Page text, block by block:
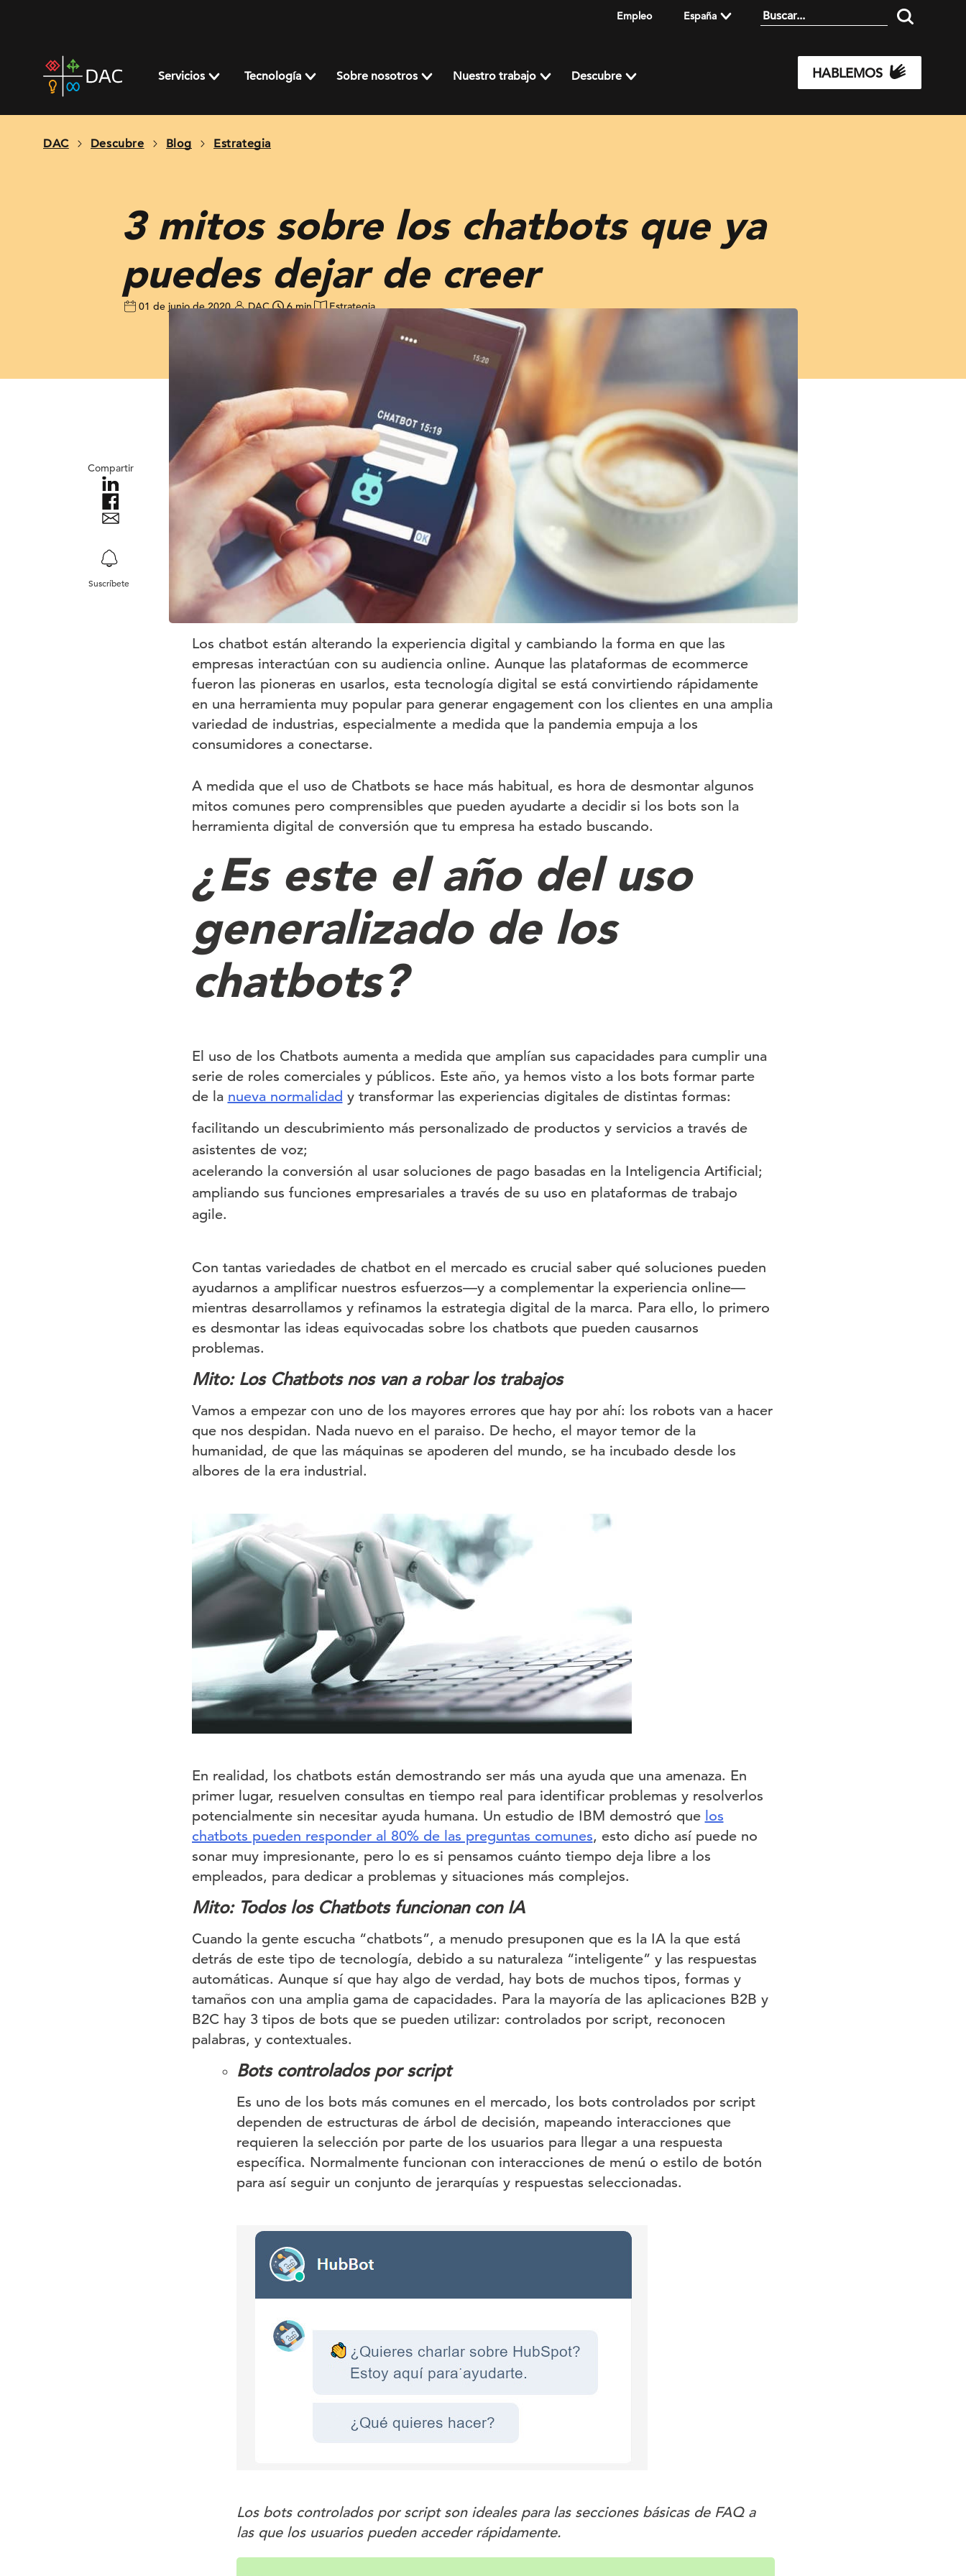
Empleo España
home
page
Servicios Tecnología Sobre nosotros Nuestro trabajo Descubre HABLEMOS
DAC Descubre Blog Estrategia
3 mitos sobre los chatbots que ya
puedes dejar de creer
01 de junio de 2020 DAC 6 min Estrategia
Compartir
Suscríbete
Los chatbot están alterando la experiencia digital y cambiando la forma en que las
empresas interactúan con su audiencia online. Aunque las plataformas de ecommerce
fueron las pioneras en usarlos, esta tecnología digital se está convirtiendo rápidamente
en una herramienta muy popular para generar engagement con los clientes en una amplia
variedad de industrias, especialmente a medida que la pandemia empuja a los
consumidores a conectarse.
A medida que el uso de Chatbots se hace más habitual, es hora de desmontar algunos
mitos comunes pero comprensibles que pueden ayudarte a decidir si los bots son la
herramienta digital de conversión que tu empresa ha estado buscando.
¿Es este el año del uso
generalizado de los
chatbots?
El uso de los Chatbots aumenta a medida que amplían sus capacidades para cumplir una
serie de roles comerciales y públicos. Este año, ya hemos visto a los bots formar parte
de la nueva normalidad y transformar las experiencias digitales de distintas formas:
facilitando un descubrimiento más personalizado de productos y servicios a través de
asistentes de voz;
acelerando la conversión al usar soluciones de pago basadas en la Inteligencia Artificial;
ampliando sus funciones empresariales a través de su uso en plataformas de trabajo
agile.
Con tantas variedades de chatbot en el mercado es crucial saber qué soluciones pueden
ayudarnos a amplificar nuestros esfuerzos—y a complementar la experiencia online—
mientras desarrollamos y refinamos la estrategia digital de la marca. Para ello, lo primero
es desmontar las ideas equivocadas sobre los chatbots que pueden causarnos
problemas.
Mito: Los Chatbots nos van a robar los trabajos
Vamos a empezar con uno de los mayores errores que hay por ahí: los robots van a hacer
que nos despidan. Nada nuevo en el paraiso. De hecho, el mayor temor de la
humanidad, de que las máquinas se apoderen del mundo, se ha incubado desde los
albores de la era industrial.
En realidad, los chatbots están demostrando ser más una ayuda que una amenaza. En
primer lugar, resuelven consultas en tiempo real para identificar problemas y resolverlos
potencialmente sin necesitar ayuda humana. Un estudio de IBM demostró que los
chatbots pueden responder al 80% de las preguntas comunes, esto dicho así puede no
sonar muy impresionante, pero lo es si pensamos cuánto tiempo deja libre a los
empleados, para dedicar a problemas y situaciones más complejos.
Mito: Todos los Chatbots funcionan con IA
Cuando la gente escucha “chatbots”, a menudo presuponen que es la IA la que está
detrás de este tipo de tecnología, debido a su naturaleza “inteligente” y las respuestas
automáticas. Aunque sí que hay algo de verdad, hay bots de muchos tipos, formas y
tamaños con una amplia gama de capacidades. Para la mayoría de las aplicaciones B2B y
B2C hay 3 tipos de bots que se pueden utilizar: controlados por script, reconocen
palabras, y contextuales.
Bots controlados por script
Es uno de los bots más comunes en el mercado, los bots controlados por script
dependen de estructuras de árbol de decisión, mapeando interacciones que
requieren la selección por parte de los usuarios para llegar a una respuesta
específica. Normalmente funcionan con interacciones de menú o estilo de botón
para así seguir un conjunto de jerarquías y respuestas seleccionadas.
Los bots controlados por script son ideales para las secciones básicas de FAQ a
las que los usuarios pueden acceder rápidamente.